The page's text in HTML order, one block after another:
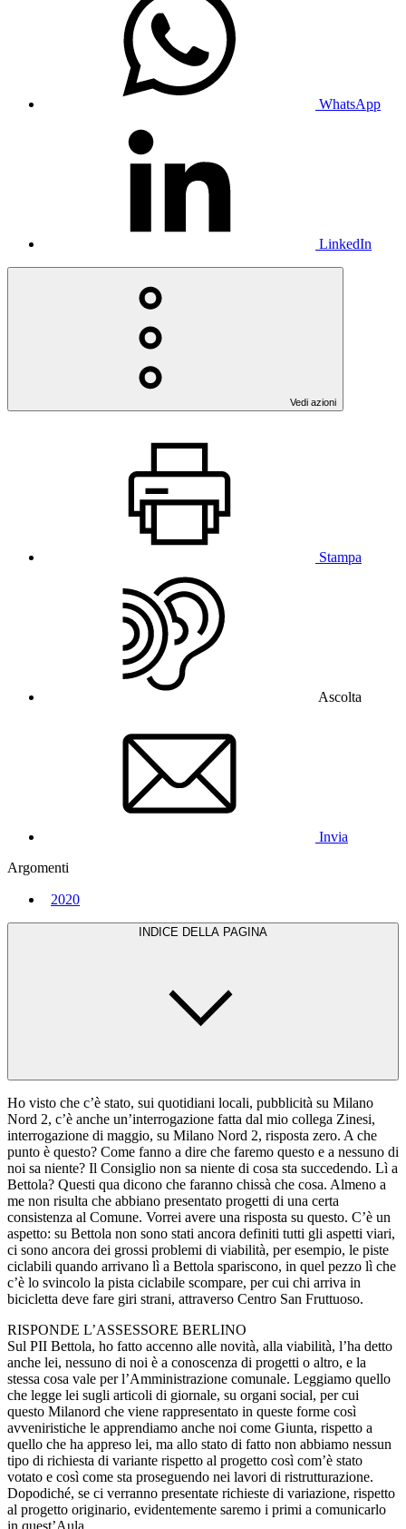
WhatsApp
LinkedIn
Vedi azioni
Stampa
Ascolta
Invia
Argomenti
2020
INDICE DELLA PAGINA
Ho visto che c’è stato, sui quotidiani locali, pubblicità su Milano
Nord 2, c’è anche un’interrogazione fatta dal mio collega Zinesi,
interrogazione di maggio, su Milano Nord 2, risposta zero. A che
punto è questo? Come fanno a dire che faremo questo e a nessuno di
noi sa niente? Il Consiglio non sa niente di cosa sta succedendo. Lì a
Bettola? Questi qua dicono che faranno chissà che cosa. Almeno a
me non risulta che abbiano presentato progetti di una certa
consistenza al Comune. Vorrei avere una risposta su questo. C’è un
aspetto: su Bettola non sono stati ancora definiti tutti gli aspetti viari,
ci sono ancora dei grossi problemi di viabilità, per esempio, le piste
ciclabili quando arrivano lì a Bettola spariscono, in quel pezzo lì che
c’è lo svincolo la pista ciclabile scompare, per cui chi arriva in
bicicletta deve fare giri strani, attraverso Centro San Fruttuoso.
RISPONDE L’ASSESSORE BERLINO
Sul PII Bettola, ho fatto accenno alle novità, alla viabilità, l’ha detto
anche lei, nessuno di noi è a conoscenza di progetti o altro, e la
stessa cosa vale per l’Amministrazione comunale. Leggiamo quello
che legge lei sugli articoli di giornale, su organi social, per cui
questo Milanord che viene rappresentato in queste forme così
avveniristiche le apprendiamo anche noi come Giunta, rispetto a
quello che ha appreso lei, ma allo stato di fatto non abbiamo nessun
tipo di richiesta di variante rispetto al progetto così com’è stato
votato e così come sta proseguendo nei lavori di ristrutturazione.
Dopodiché, se ci verranno presentate richieste di variazione, rispetto
al progetto originario, evidentemente saremo i primi a comunicarlo
in quest’Aula.